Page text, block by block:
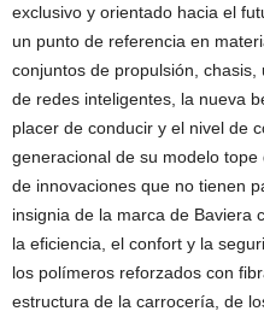
exclusivo y orientado hacia el
un punto de referencia en
conjuntos de propulsión,
de redes inteligentes, la nueva
placer de conducir y el nivel de
generacional de su modelo
de innovaciones que no tienen
insignia de la marca de Baviera
la eficiencia, el confort y la
los polímeros reforzados con
estructura de la carrocería, de